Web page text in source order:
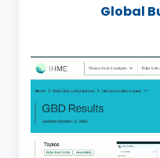
Global